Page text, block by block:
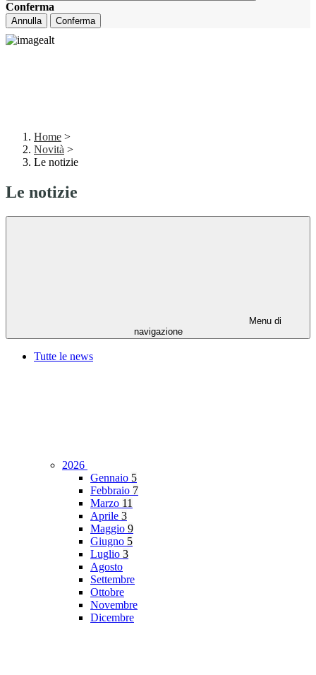
Conferma
Annulla Conferma
Home >
Novità >
Le notizie
Le notizie
Menu di
navigazione
Tutte le news
2026
Gennaio 5
Febbraio 7
Marzo 11
Aprile 3
Maggio 9
Giugno 5
Luglio 3
Agosto
Settembre
Ottobre
Novembre
Dicembre